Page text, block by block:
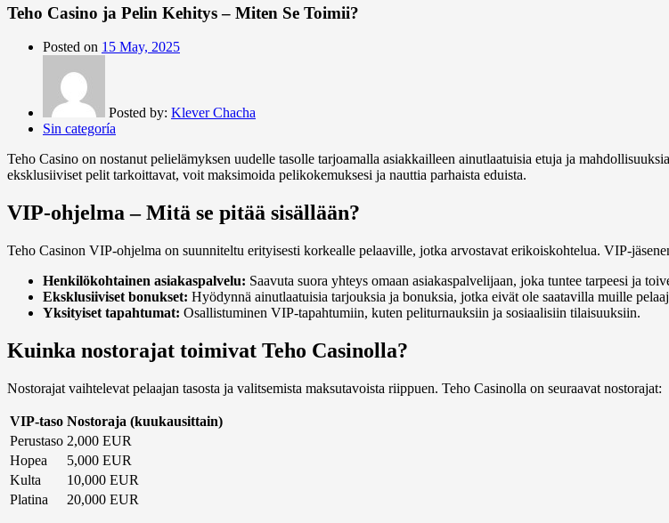
Teho Casino ja Pelin Kehitys – Miten Se Toimii?
Posted on 15 May, 2025
Posted by: Klever Chacha
Sin categoría
Teho Casino on nostanut pelielämyksen uudelle tasolle tarjoamalla asiakkailleen ainutlaatuisia etuja ja
eksklusiiviset pelit tarkoittavat, voit maksimoida pelikokemuksesi ja nauttia parhaista eduista.
VIP-ohjelma – Mitä se pitää sisällään?
Teho Casinon VIP-ohjelma on suunniteltu erityisesti korkealle pelaaville, jotka arvostavat erikoiskohtelua. VIP-
Henkilökohtainen asiakaspalvelu: Saavuta suora yhteys omaan asiakaspalvelijaan, joka tuntee tarpeesi ja
Eksklusiiviset bonukset: Hyödynnä ainutlaatuisia tarjouksia ja bonuksia, jotka eivät ole saatavilla muille
Yksityiset tapahtumat: Osallistuminen VIP-tapahtumiin, kuten peliturnauksiin ja sosiaalisiin tilaisuuksiin.
Kuinka nostorajat toimivat Teho Casinolla?
Nostorajat vaihtelevat pelaajan tasosta ja valitsemista maksutavoista riippuen. Teho Casinolla on seuraavat nostorajat:
VIP-taso Nostoraja (kuukausittain)
Perustaso 2,000 EUR
Hopea
5,000 EUR
Kulta
10,000 EUR
Platina
20,000 EUR